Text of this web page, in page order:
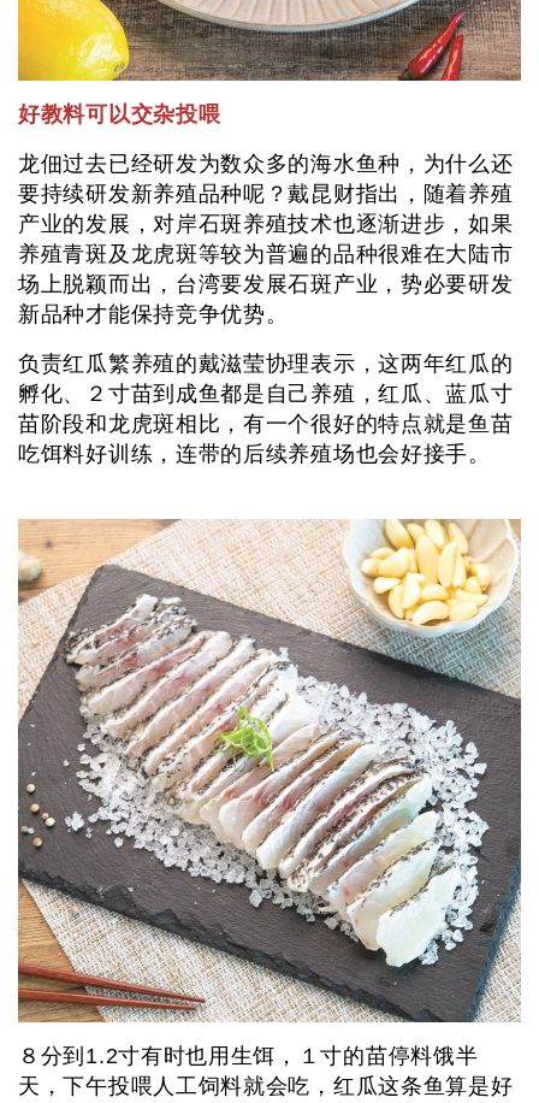
好教料可以交杂投喂
龙佃过去已经研发为数众多的海水鱼种，为什么还
要持续研发新养殖品种呢？戴昆财指出，随着养殖
产业的发展，对岸石斑养殖技术也逐渐进步，如果
养殖青斑及龙虎斑等较为普遍的品种很难在大陆市
场上脱颖而出，台湾要发展石斑产业，势必要研发
新品种才能保持竞争优势。
负责红瓜繁养殖的戴滋莹协理表示，这两年红瓜的
孵化、２寸苗到成鱼都是自己养殖，红瓜、蓝瓜寸
苗阶段和龙虎斑相比，有一个很好的特点就是鱼苗
吃饵料好训练，连带的后续养殖场也会好接手。
８分到1.2寸有时也用生饵，１寸的苗停料饿半
天，下午投喂人工饲料就会吃，红瓜这条鱼算是好